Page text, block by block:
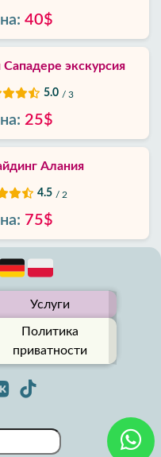
40$
экскурсия
5.0 / 3
25$
Алания
4.5 / 2
75$
Услуги
Политика
приватности